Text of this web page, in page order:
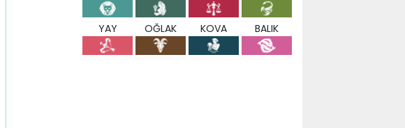
YAY OĞLAK KOVA BALIK